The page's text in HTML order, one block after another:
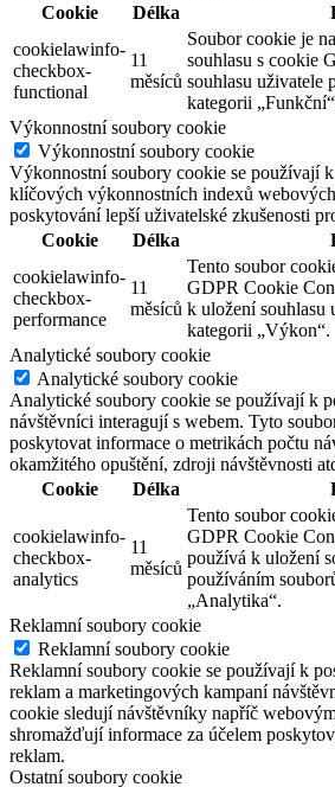
Cookie
Délka
cookielawinfo-
checkbox-
functional
11
měsíců
Soubor cookie je
souhlasu s cookie
souhlasu uživatele
kategorii
Výkonnostní soubory cookie
Výkonnostní soubory cookie
Výkonnostní soubory cookie se používají
klíčových výkonnostních indexů
poskytování lepší uživatelské zkušenosti
Cookie
Délka
cookielawinfo-
checkbox-
performance
11
měsíců
Tento soubor
GDPR Cookie
k uložení souhlasu
kategorii „Výkon“.
Analytické soubory cookie
Analytické soubory cookie
Analytické soubory cookie se používají k
návštěvníci interagují s webem. Tyto
poskytovat informace o metrikách počtu
okamžitého opuštění, zdroji návštěvnosti
Cookie
Délka
cookielawinfo-
checkbox-
analytics
11
měsíců
Tento soubor
GDPR Cookie
používá k uložení
používáním
„Analytika“.
Reklamní soubory cookie
Reklamní soubory cookie
Reklamní soubory cookie se používají k
reklam a marketingových kampaní
cookie sledují návštěvníky napříč
shromažďují informace za účelem
reklam.
Ostatní soubory cookie